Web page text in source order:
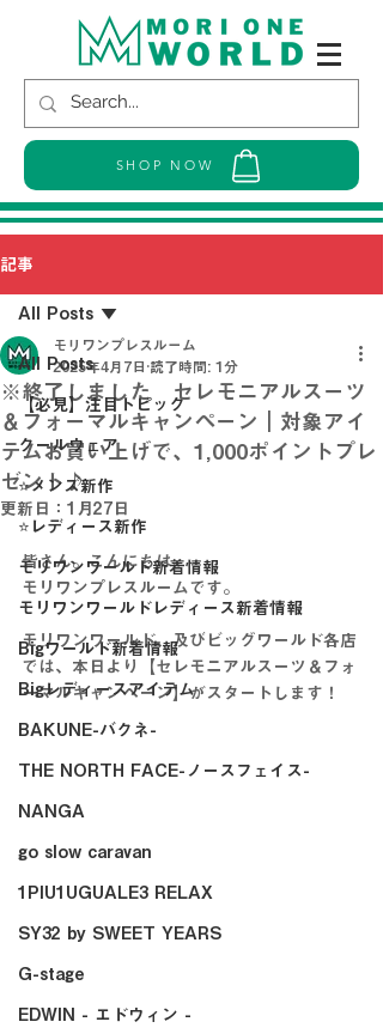
SHOP NOW
記事
All Posts
【必見】注目トピック
クールウェア
⭐メンズ新作
⭐レディース新作
モリワンワールド新着情報
モリワンワールドレディース新着情報
Bigワールド新着情報
Bigレディースアイテム
BAKUNE-バクネ-
THE NORTH FACE-ノースフェイス-
NANGA
go slow caravan
1PIU1UGUALE3 RELAX
SY32 by SWEET YEARS
G-stage
EDWIN - エドウィン -
All Posts
※終了しました セレモニアルスーツ
＆フォーマルキャンペーン｜対象アイ
テムお買い上げで、1,000ポイントプレ
ゼント♪
モリワンプレスルーム
2025年4月7日 読了時間: 1分
更新日： 1月27日
皆さん。こんにちは。
モリワンプレスルームです。
モリワンワールド、及びビッグワールド各店
では、本日より【セレモニアルスーツ＆フォ
ーマルキャンペーン】がスタートします！